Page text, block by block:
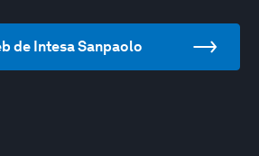
de Intesa Sanpaolo